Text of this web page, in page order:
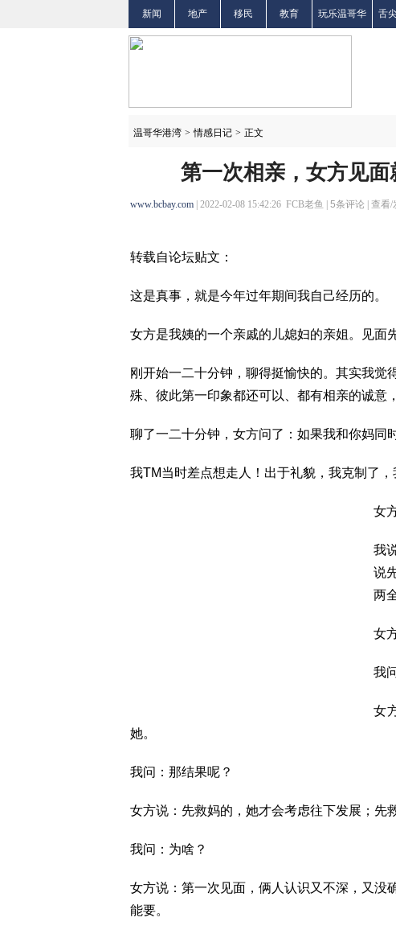
新闻 地产 移民 教育 玩乐温哥华 舌
温哥华港湾 > 情感日记 > 正文
第一次相亲，女方见
www.bcbay.com | 2022-02-08 15:42:26 FCB老鱼 | 5条评论 | 查看/
转载自论坛贴文：
这是真事，就是今年过年期间我自己经历的。
女方是我姨的一个亲戚的儿媳妇的亲姐。见面
刚开始一二十分钟，聊得挺愉快的。其实我
殊、彼此第一印象都还可以、都有相亲的诚意
聊了一二十分钟，女方问了：如果我和你妈同
我TM当时差点想走人！出于礼貌，我克制了，
女
我
说
两
女
我
女
她。
我问：那结果呢？
女方说：先救妈的，她才会考虑往下发展；先
我问：为啥？
女方说：第一次见面，俩人认识又不深，又没
能要。